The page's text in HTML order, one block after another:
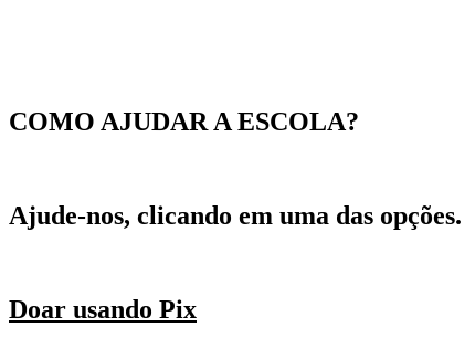
COMO AJUDAR A ESCOLA?
Ajude-nos, clicando em uma das opções.
Doar usando Pix